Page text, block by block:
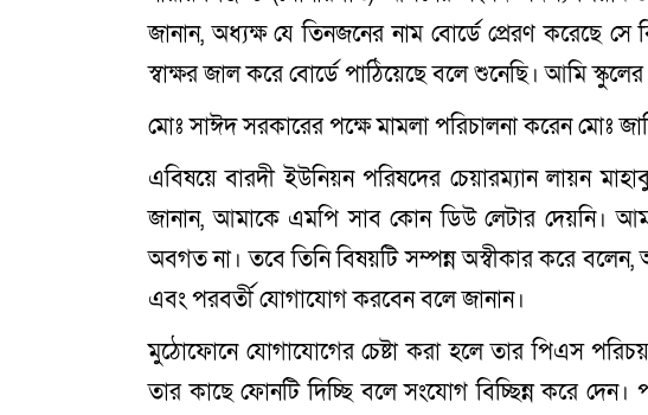
জানান, অধ্যক্ষ যে তিনজনের নাম বোর্ডে প্রেরণ করেছে
স্বাক্ষর জাল করে বোর্ডে পাঠিয়েছে বলে শুনেছি। আমি
মোঃ সাঈদ সরকারের পক্ষে মামলা পরিচালনা করেন মোঃ
এবিষয়ে বারদী ইউনিয়ন পরিষদের চেয়ারম্যান লায়ন
জানান, আমাকে এমপি সাব কোন ডিউ লেটার দেয়নি।
অবগত না। তবে তিনি বিষয়টি সম্পন্ন অস্বীকার করে
এবং পরবর্তী যোগাযোগ করবেন বলে জানান।
মুঠোফোনে যোগাযোগের চেষ্টা করা হলে তার পিএস
তার কাছে ফোনটি দিচ্ছি বলে সংযোগ বিচ্ছিন্ন করে